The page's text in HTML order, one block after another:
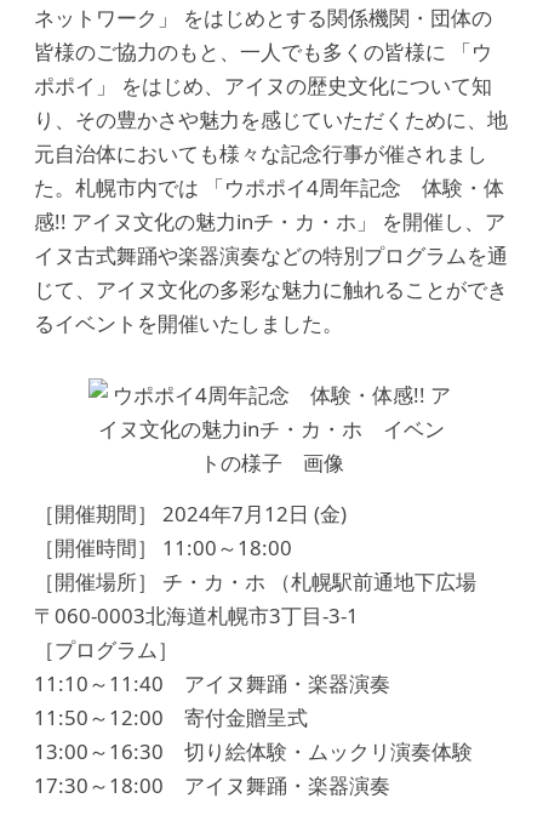
ネットワーク」 をはじめとする関係機関・団体の
皆様のご協力のもと、一人でも多くの皆様に 「ウ
ポポイ」 をはじめ、アイヌの歴史文化について知
り、その豊かさや魅力を感じていただくために、地
元自治体においても様々な記念行事が催されまし
た。札幌市内では 「ウポポイ4周年記念 体験・体
感!! アイヌ文化の魅力inチ・カ・ホ」 を開催し、ア
イヌ古式舞踊や楽器演奏などの特別プログラムを通
じて、アイヌ文化の多彩な魅力に触れることができ
るイベントを開催いたしました。
［開催期間］ 2024年7月12日 (金)
［開催時間］ 11:00～18:00
［開催場所］ チ・カ・ホ （札幌駅前通地下広場
〒060-0003北海道札幌市3丁目-3-1
［プログラム］
11:10～11:40 アイヌ舞踊・楽器演奏
11:50～12:00 寄付金贈呈式
13:00～16:30 切り絵体験・ムックリ演奏体験
17:30～18:00 アイヌ舞踊・楽器演奏